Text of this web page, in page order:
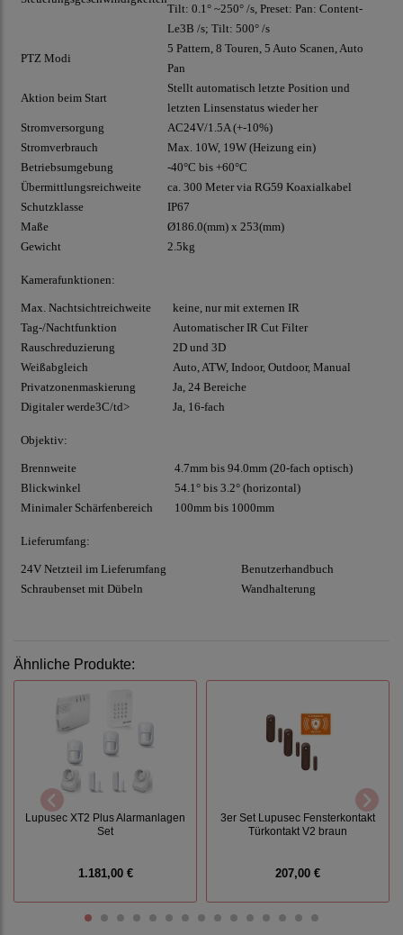
Tilt: 0.1° ~250° /s, Preset: Pan: Content-
Le3B /s; Tilt: 500° /s
PTZ Modi
5 Pattern, 8 Touren, 5 Auto Scanen, Auto
Pan
Aktion beim Start
Stellt automatisch letzte Position und
letzten Linsenstatus wieder her
Stromversorgung
AC24V/1.5A (+-10%)
Stromverbrauch
Max. 10W, 19W (Heizung ein)
Betriebsumgebung
-40°C bis +60°C
Übermittlungsreichweite
ca. 300 Meter via RG59 Koaxialkabel
Schutzklasse
IP67
Maße
Ø186.0(mm) x 253(mm)
Gewicht
2.5kg
Kamerafunktionen:
Max. Nachtsichtreichweite
keine, nur mit externen IR
Tag-/Nachtfunktion
Automatischer IR Cut Filter
Rauschreduzierung
2D und 3D
Weißabgleich
Auto, ATW, Indoor, Outdoor, Manual
Privatzonenmaskierung
Ja, 24 Bereiche
Digitaler werde3C/td>
Ja, 16-fach
Objektiv:
Brennweite
4.7mm bis 94.0mm (20-fach optisch)
Blickwinkel
54.1° bis 3.2° (horizontal)
Minimaler Schärfenbereich
100mm bis 1000mm
Lieferumfang:
24V Netzteil im Lieferumfang
Benutzerhandbuch
Schraubenset mit Dübeln
Wandhalterung
Ähnliche Produkte:
Lupusec XT2 Plus Alarmanlagen
Set
1.181,00 €
3er Set Lupusec Fensterkontakt
Türkontakt V2 braun
207,00 €